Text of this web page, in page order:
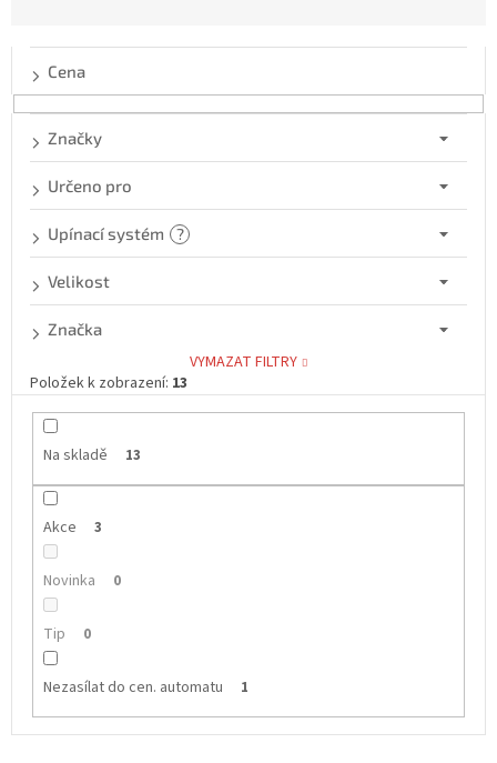
o
Cena
Na skladě 13
Akce 3
Novinka 0
Tip 0
Nezasílat do cen. automatu 1
Značky
Určeno pro
Upínací systém ?
Velikost
Značka
VYMAZAT FILTRY
Položek k zobrazení: 13